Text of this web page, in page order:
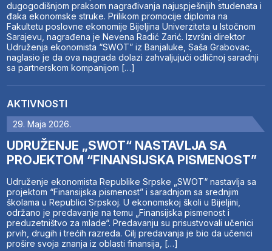
dugogodišnjom praksom nagrađivanja najuspješnijih studenata i
đaka ekonomske struke. Prilikom promocije diploma na
Fakultetu poslovne ekonomije Bijeljina Univerziteta u Istočnom
Sarajevu, nagrađena je Nevena Radić Zarić. Izvršni direktor
Udruženja ekonomista “SWOT” iz Banjaluke, Saša Grabovac,
naglasio je da ova nagrada dolazi zahvaljujući odličnoj saradnji
sa partnerskom kompanijom […]
AKTIVNOSTI
29. Maja 2026.
UDRUŽENJE „SWOT“ NASTAVLJA SA
PROJEKTOM “FINANSIJSKA PISMENOST”
Udruženje ekonomista Republike Srpske „SWOT“ nastavlja sa
projektom “Finansijska pismenost” i saradnjom sa srednjim
školama u Republici Srpskoj. U ekonomskoj školi u Bijeljini,
održano je predavanje na temu „Finansijska pismenost i
preduzetništvo za mlade“. Predavanju su prisustvovali učenici
prvih, drugih i trećih razreda. Cilj predavanja je bio da učenici
prošire svoja znanja iz oblasti finansija, […]